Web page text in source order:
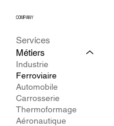
Services
Métiers
Industrie
Ferroviaire
Automobile
Carrosserie
Thermoformage
Aéronautique
COMPANY